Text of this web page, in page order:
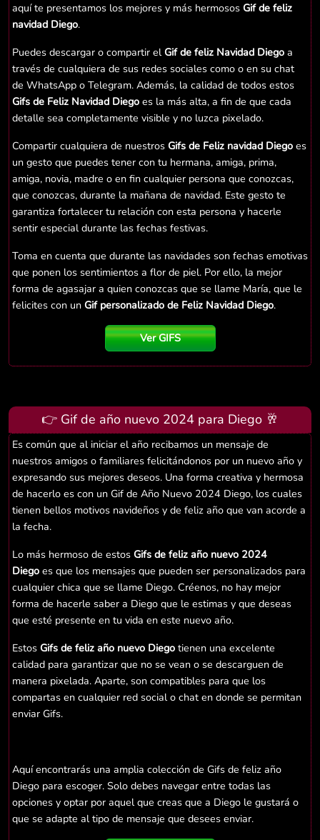
aquí te presentamos los mejores y más hermosos Gif de feliz
navidad Diego.
Puedes descargar o compartir elGif de feliz Navidad Diego a
través de cualquiera de sus redes sociales como o en su chat
de WhatsApp o Telegram. Además, la calidad de todos estos
Gifs de Feliz Navidad Diego es la más alta, a fin de que cada
detalle sea completamente visible y no luzca pixelado.
Compartir cualquiera de nuestros Gifs de Feliz navidad Diego es
un gesto que puedes tener con tu hermana, amiga, prima,
amiga, novia, madre o en fin cualquier persona que conozcas,
que conozcas, durante la mañana de navidad. Este gesto te
garantiza fortalecer tu relación con esta persona y hacerle
sentir especial durante las fechas festivas.
Toma en cuenta que durante las navidades son fechas emotivas
que ponen los sentimientos a flor de piel. Por ello, la mejor
forma de agasajar a quien conozcas que se llame María, que le
felicites con un Gif personalizado de Feliz Navidad Diego.
Ver GIFS
👉 Gif de año nuevo 2024 para Diego 🥂
Es común que al iniciar el año recibamos un mensaje de
nuestros amigos o familiares felicitándonos por un nuevo año y
expresando sus mejores deseos. Una forma creativa y hermosa
de hacerlo es con un Gif de Año Nuevo 2024 Diego, los cuales
tienen bellos motivos navideños y de feliz año que van acorde a
la fecha.
Lo más hermoso de estos Gifs de feliz año nuevo 2024
Diego es que los mensajes que pueden ser personalizados para
cualquier chica que se llame Diego. Créenos, no hay mejor
forma de hacerle saber a Diego que le estimas y que deseas
que esté presente en tu vida en este nuevo año.
Estos Gifs de feliz año nuevo Diego tienen una excelente
calidad para garantizar que no se vean o se descarguen de
manera pixelada. Aparte, son compatibles para que los
compartas en cualquier red social o chat en donde se permitan
enviar Gifs.
Aquí encontrarás una amplia colección de Gifs de feliz año
Diego para escoger. Solo debes navegar entre todas las
opciones y optar por aquel que creas que a Diego le gustará o
que se adapte al tipo de mensaje que desees enviar.